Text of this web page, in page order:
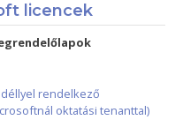
licencek
rendelkező
oktatási tenanttal)